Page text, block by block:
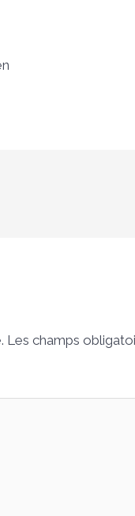
Les champs